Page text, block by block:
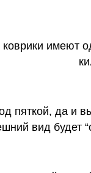
имеют
пяткой, да и
вид будет